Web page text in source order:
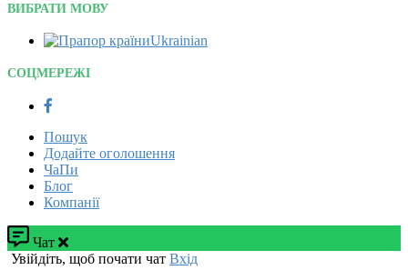
ВИБРАТИ МОВУ
Ukrainian‎
СОЦМЕРЕЖІ
Пошук
Додайте оголошення
ЧаПи
Блог
Компанії
Чат
Увійдіть, щоб почати чат Вхід